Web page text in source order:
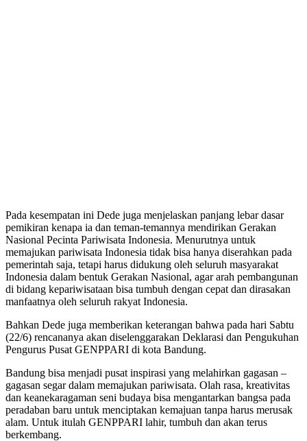
Pada kesempatan ini Dede juga menjelaskan panjang lebar dasar
pemikiran kenapa ia dan teman-temannya mendirikan Gerakan
Nasional Pecinta Pariwisata Indonesia. Menurutnya untuk
memajukan pariwisata Indonesia tidak bisa hanya diserahkan pada
pemerintah saja, tetapi harus didukung oleh seluruh masyarakat
Indonesia dalam bentuk Gerakan Nasional, agar arah pembangunan
di bidang kepariwisataan bisa tumbuh dengan cepat dan dirasakan
manfaatnya oleh seluruh rakyat Indonesia.
Bahkan Dede juga memberikan keterangan bahwa pada hari Sabtu
(22/6) rencananya akan diselenggarakan Deklarasi dan Pengukuhan
Pengurus Pusat GENPPARI di kota Bandung.
Bandung bisa menjadi pusat inspirasi yang melahirkan gagasan –
gagasan segar dalam memajukan pariwisata. Olah rasa, kreativitas
dan keanekaragaman seni budaya bisa mengantarkan bangsa pada
peradaban baru untuk menciptakan kemajuan tanpa harus merusak
alam. Untuk itulah GENPPARI lahir, tumbuh dan akan terus
berkembang.